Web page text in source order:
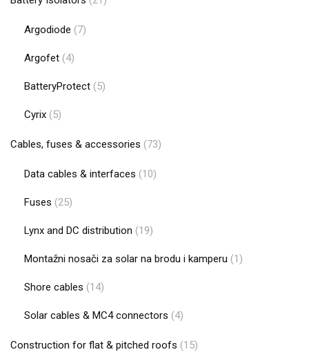
Argodiode (7)
Argofet (4)
BatteryProtect (5)
Cyrix (5)
Cables, fuses & accessories (73)
Data cables & interfaces (10)
Fuses (25)
Lynx and DC distribution (19)
Montažni nosači za solar na brodu i kamperu (1)
Shore cables (14)
Solar cables & MC4 connectors (4)
Construction for flat & pitched roofs (15)